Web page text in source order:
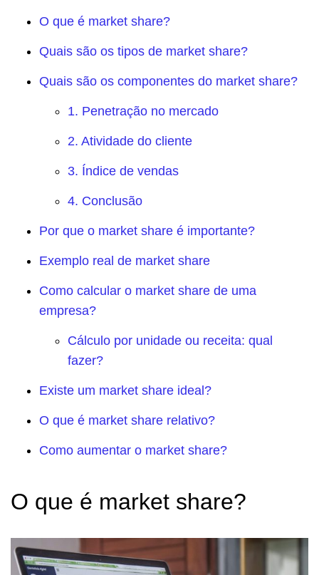
O que é market share?
Quais são os tipos de market share?
Quais são os componentes do market share?
1. Penetração no mercado
2. Atividade do cliente
3. Índice de vendas
4. Conclusão
Por que o market share é importante?
Exemplo real de market share
Como calcular o market share de uma
empresa?
Cálculo por unidade ou receita: qual
fazer?
Existe um market share ideal?
O que é market share relativo?
Como aumentar o market share?
O que é market share?